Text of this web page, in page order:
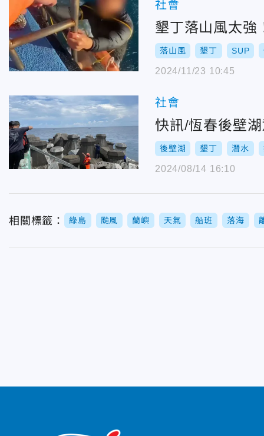
社會
墾丁落山風太
落山風 墾丁 SUP
2024/11/23 10:45
社會
快訊/恆春後壁
後壁湖 墾丁 潛水
2024/08/14 16:10
相關標籤： 綠島 颱風 蘭嶼 天氣 船班 落海